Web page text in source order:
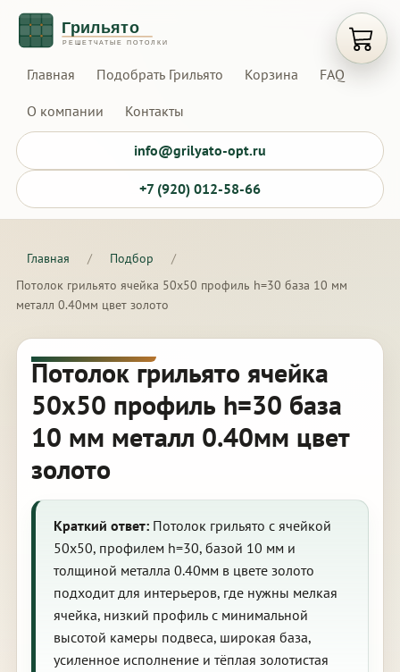
Главная Подобрать Грильято Корзина FAQ
О компании Контакты
info@grilyato-opt.ru
+7 (920) 012-58-66
Главная / Подбор
/
Потолок грильято ячейка 50х50 профиль h=30 база 10 мм
металл 0.40мм цвет золото
Потолок грильято ячейка
50х50 профиль h=30 база
10 мм металл 0.40мм цвет
золото
Краткий ответ:Потолок грильято с ячейкой
50х50, профилем h=30, базой 10 мм и
толщиной металла 0.40мм в цвете золото
подходит для интерьеров, где нужны мелкая
ячейка, низкий профиль с минимальной
высотой камеры подвеса, широкая база,
усиленное исполнение и тёплая золотистая